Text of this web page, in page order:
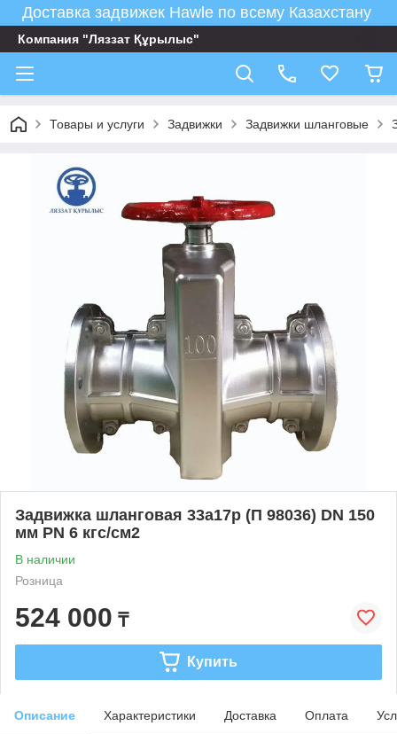
Доставка задвижек Hawle по всему Казахстану
Компания "Ляззат Құрылыс"
Товары и услуги Задвижки Задвижки шланговые
Задвижка шланговая 33а17р (П 98036) DN 150
мм PN 6 кгс/см2
В наличии
Розница
524 000 ₸
Купить
Описание Характеристики Доставка Оплата